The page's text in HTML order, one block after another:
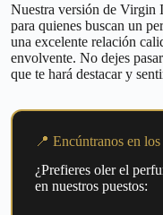
Nuestra versión de Virgin
para quienes buscan un
una excelente relación
envolvente. No dejes
que te hará destacar y
📍 Encúntranos en
¿Prefieres oler el
en nuestros puestos: